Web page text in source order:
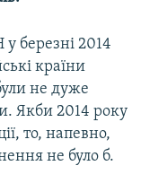
у березні 2014
країни
не дуже
Якби 2014 року
то, напевно,
не було б.